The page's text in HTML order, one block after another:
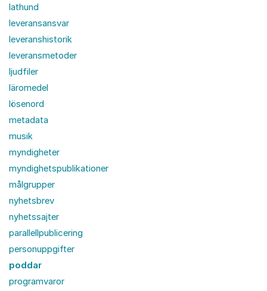
lathund
leveransansvar
leveranshistorik
leveransmetoder
ljudfiler
läromedel
lösenord
metadata
musik
myndigheter
myndighetspublikationer
målgrupper
nyhetsbrev
nyhetssajter
parallellpublicering
personuppgifter
poddar
programvaror